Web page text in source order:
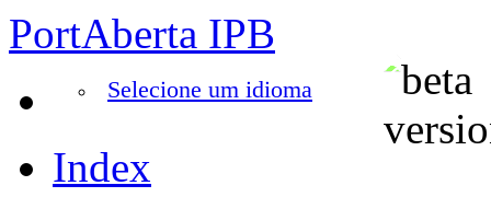
PortAberta IPB
Selecione um idioma
Index